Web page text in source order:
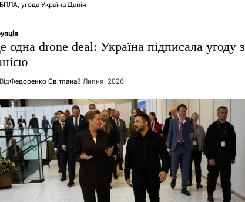
БПЛА, угода Україна Данія
одна drone deal: Україна підписала угоду з
ВідФедоренко Світлана8 Липня, 2026